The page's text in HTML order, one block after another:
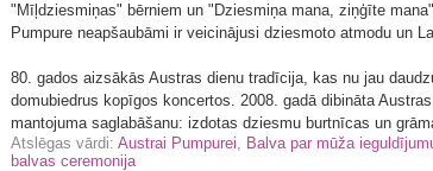
"Mīļdziesmiņas" bērniem un "Dziesmiņa mana, ziņģīte
Pumpure neapšaubāmi ir veicinājusi dziesmoto atmodu un
80. gados aizsākās Austras dienu tradīcija, kas nu jau
domubiedrus kopīgos koncertos. 2008. gadā dibināta
mantojuma saglabāšanu: izdotas dziesmu burtnīcas un
Atslēgas vārdi: Austrai Pumpurei, Balva par mūža
balvas ceremonija